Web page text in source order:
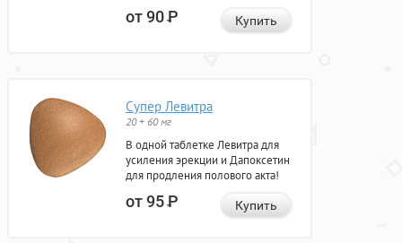
от 90Р Купить
Супер Левитра
20 + 60 мг
В одной таблетке Левитра для
усиления эрекции и Дапоксетин
для продления полового акта!
от 95Р Купить